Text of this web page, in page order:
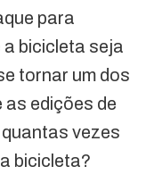
para
bicicleta seja
tornar um dos
as edições de
vezes
bicicleta?